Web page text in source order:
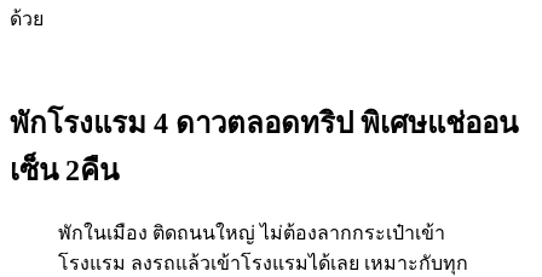
ด้วย
พักโรงแรม 4 ดาวตลอดทริป พิเศษแช่ออน
เซ็น 2คืน
พักในเมือง ติดถนนใหญ่ ไม่ต้องลากกระเป๋าเข้า
โรงแรม ลงรถแล้วเข้าโรงแรมได้เลย เหมาะกับทุก